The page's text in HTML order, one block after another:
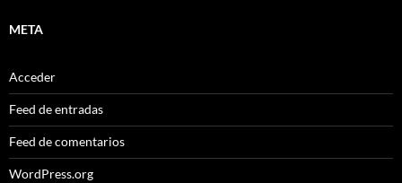
META
Acceder
Feed de entradas
Feed de comentarios
WordPress.org